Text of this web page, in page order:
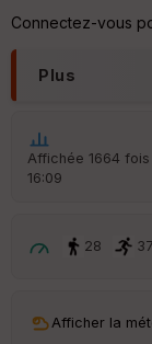
Connectez-vous
Plus
Affichée 1664
16:09
28 37
Afficher la